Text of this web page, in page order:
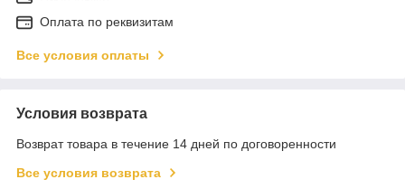
Оплата по реквизитам
Все условия оплаты
Условия возврата
Возврат товара в течение 14 дней по договоренности
Все условия возврата